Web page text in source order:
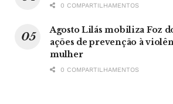
0 COMPARTILHAMENTOS
Agosto Lilás mobiliza Foz
ações de prevenção à
mulher
0 COMPARTILHAMENTOS